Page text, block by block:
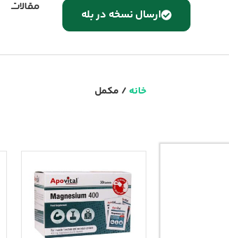
ارسال نسخه در بله مقالات
خانه / مکمل